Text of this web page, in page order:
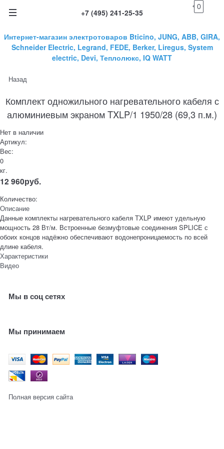
+7 (495) 241-25-35
0
Интернет-магазин электротоваров Bticino, JUNG, ABB, GIRA,
Schneider Electric, Legrand, FEDE, Berker, Liregus, System
electric, Devi, Теплолюкс, IQ WATT
Назад
Комплект одножильного нагревательного кабеля с
алюминиевым экраном TXLP/1 1950/28 (69,3 п.м.)
Нет в наличии
Артикул:
Вес:
0
кг.
12 960руб.
Количество:
Описание
Данные комплекты нагревательного кабеля TXLP имеют удельную
мощность 28 Вт/м. Встроенные безмуфтовые соединения SPLICE с
обоих концов надёжно обеспечивают водонепроницаемость по всей
длине кабеля.
Характеристики
Видео
Мы в соц сетях
Мы принимаем
Полная версия сайта